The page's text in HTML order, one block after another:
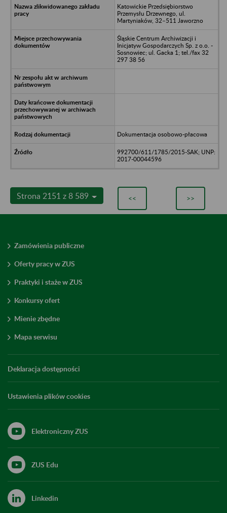
Katowickie Przedsiębiorstwo
Przemysłu Drzewnego, ul.
Martyniaków, 32–511 Jaworzno
Śląskie Centrum Archiwizacji i
Inicjatyw Gospodarczych Sp. z o.o. -
Sosnowiec; ul. Gacka 1; tel./fax 32
297 38 56
Dokumentacja osobowo-płacowa
992700/611/1785/2015-SAK; UNP:
2017-00044596
Strona 2151 z 8 589 << >>
Zamówienia publiczne
Oferty pracy w ZUS
Praktyki i staże w ZUS
Konkursy ofert
Mienie zbędne
Mapa serwisu
Deklaracja dostępności
Ustawienia plików cookies
Elektroniczny ZUS
ZUS Edu
Linkedin